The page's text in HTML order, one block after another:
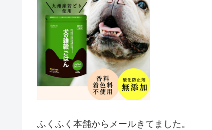
ふくふく本舗からメールきてました。